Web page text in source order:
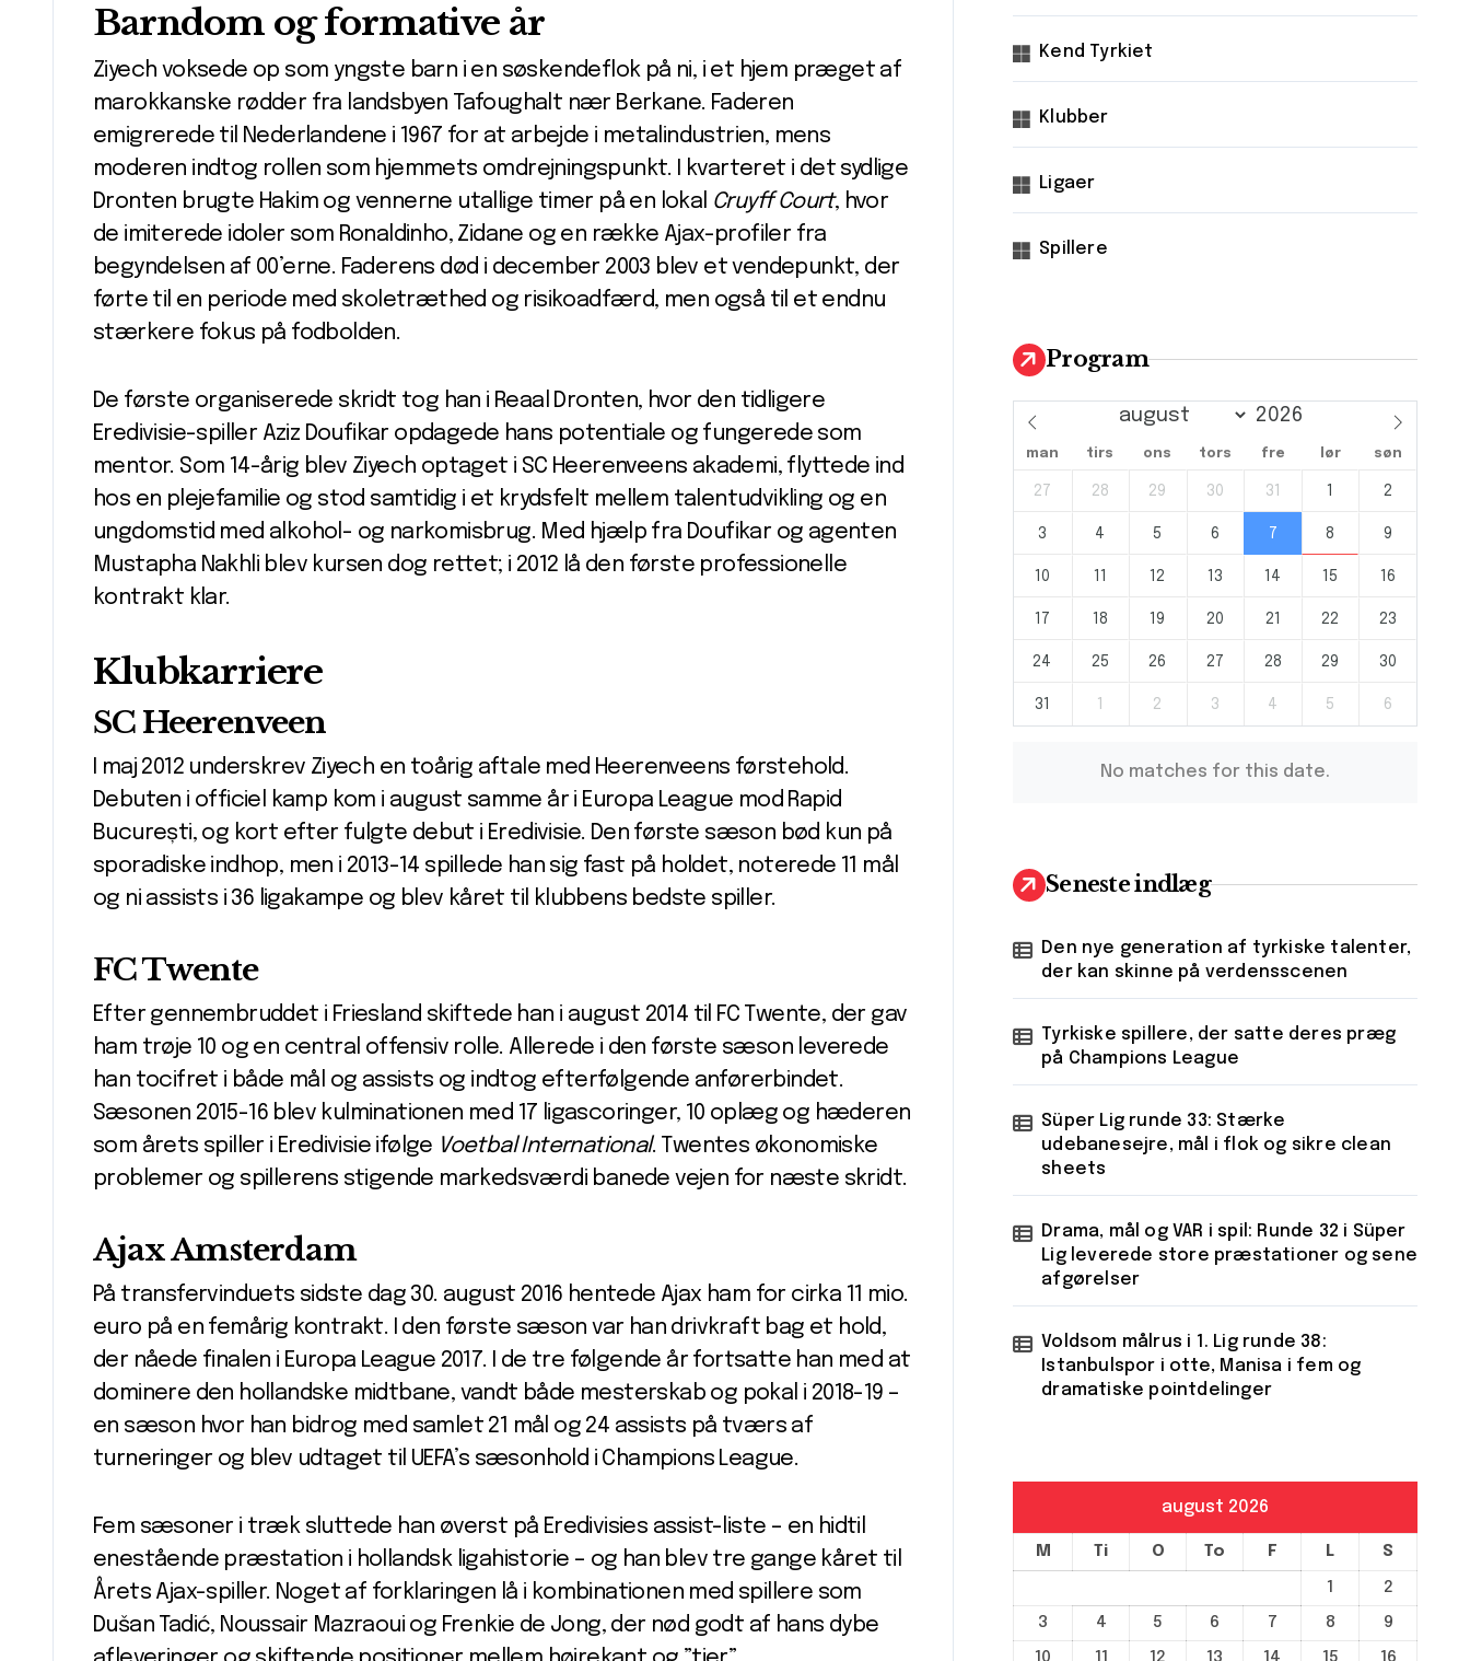
Barndom og formative år
Ziyech voksede op som yngste barn i en søskendeflok på ni, i et hjem præget af
marokkanske rødder fra landsbyen Tafoughalt nær Berkane. Faderen
emigrerede til Nederlandene i 1967 for at arbejde i metalindustrien, mens
moderen indtog rollen som hjemmets omdrejningspunkt. I kvarteret i det sydlige
Dronten brugte Hakim og vennerne utallige timer på en lokal Cruyff Court, hvor
de imiterede idoler som Ronaldinho, Zidane og en række Ajax-profiler fra
begyndelsen af 00’erne. Faderens død i december 2003 blev et vendepunkt, der
førte til en periode med skoletræthed og risikoadfærd, men også til et endnu
stærkere fokus på fodbolden.
De første organiserede skridt tog han i Reaal Dronten, hvor den tidligere
Eredivisie-spiller Aziz Doufikar opdagede hans potentiale og fungerede som
mentor. Som 14-årig blev Ziyech optaget i SC Heerenveens akademi, flyttede ind
hos en plejefamilie og stod samtidig i et krydsfelt mellem talentudvikling og en
ungdomstid med alkohol- og narkomisbrug. Med hjælp fra Doufikar og agenten
Mustapha Nakhli blev kursen dog rettet; i 2012 lå den første professionelle
kontrakt klar.
Klubkarriere
SC Heerenveen
I maj 2012 underskrev Ziyech en toårig aftale med Heerenveens førstehold.
Debuten i officiel kamp kom i august samme år i Europa League mod Rapid
București, og kort efter fulgte debut i Eredivisie. Den første sæson bød kun på
sporadiske indhop, men i 2013-14 spillede han sig fast på holdet, noterede 11 mål
og ni assists i 36 ligakampe og blev kåret til klubbens bedste spiller.
FC Twente
Efter gennembruddet i Friesland skiftede han i august 2014 til FC Twente, der gav
ham trøje 10 og en central offensiv rolle. Allerede i den første sæson leverede
han tocifret i både mål og assists og indtog efterfølgende anførerbindet.
Sæsonen 2015-16 blev kulminationen med 17 ligascoringer, 10 oplæg og hæderen
som årets spiller i Eredivisie ifølge Voetbal International. Twentes økonomiske
problemer og spillerens stigende markedsværdi banede vejen for næste skridt.
Ajax Amsterdam
På transfervinduets sidste dag 30. august 2016 hentede Ajax ham for cirka 11 mio.
euro på en femårig kontrakt. I den første sæson var han drivkraft bag et hold,
der nåede finalen i Europa League 2017. I de tre følgende år fortsatte han med at
dominere den hollandske midtbane, vandt både mesterskab og pokal i 2018-19 –
en sæson hvor han bidrog med samlet 21 mål og 24 assists på tværs af
turneringer og blev udtaget til UEFA’s sæsonhold i Champions League.
Fem sæsoner i træk sluttede han øverst på Eredivisies assist-liste – en hidtil
enestående præstation i hollandsk ligahistorie – og han blev tre gange kåret til
Årets Ajax-spiller. Noget af forklaringen lå i kombinationen med spillere som
Dušan Tadić, Noussair Mazraoui og Frenkie de Jong, der nød godt af hans dybe
Kend Tyrkiet
Klubber
Ligaer
Spillere
Program
man tirs ons tors fre lør søn
27 28 29 30 31 1 2
3 4 5 6 7 8 9
10 11 12 13 14 15 16
17 18 19 20 21 22 23
24 25 26 27 28 29 30
31 1 2 3 4 5 6
No matches for this date.
Seneste indlæg
Den nye generation af tyrkiske talenter,
der kan skinne på verdensscenen
Tyrkiske spillere, der satte deres præg
på Champions League
Süper Lig runde 33: Stærke
udebanesejre, mål i flok og sikre clean
sheets
Drama, mål og VAR i spil: Runde 32 i Süper
Lig leverede store præstationer og sene
afgørelser
Voldsom målrus i 1. Lig runde 38:
Istanbulspor i otte, Manisa i fem og
dramatiske pointdelinger
august 2026
M Ti O To F L S
1
2
3
4 5 6 7 8
9